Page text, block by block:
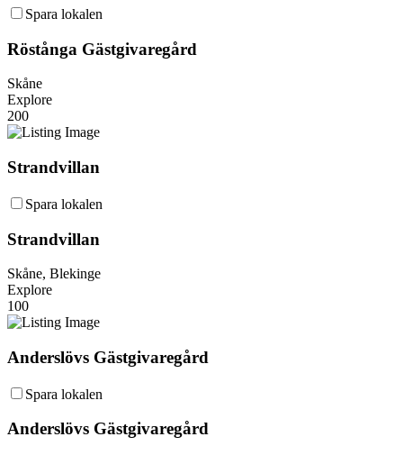
Spara lokalen
Röstånga Gästgivaregård
Skåne
Explore
200
Strandvillan
Spara lokalen
Strandvillan
Skåne, Blekinge
Explore
100
Anderslövs Gästgivaregård
Spara lokalen
Anderslövs Gästgivaregård